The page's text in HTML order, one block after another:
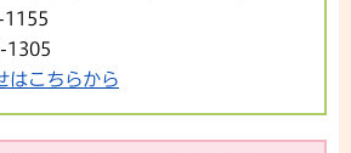
1305
はこちらから